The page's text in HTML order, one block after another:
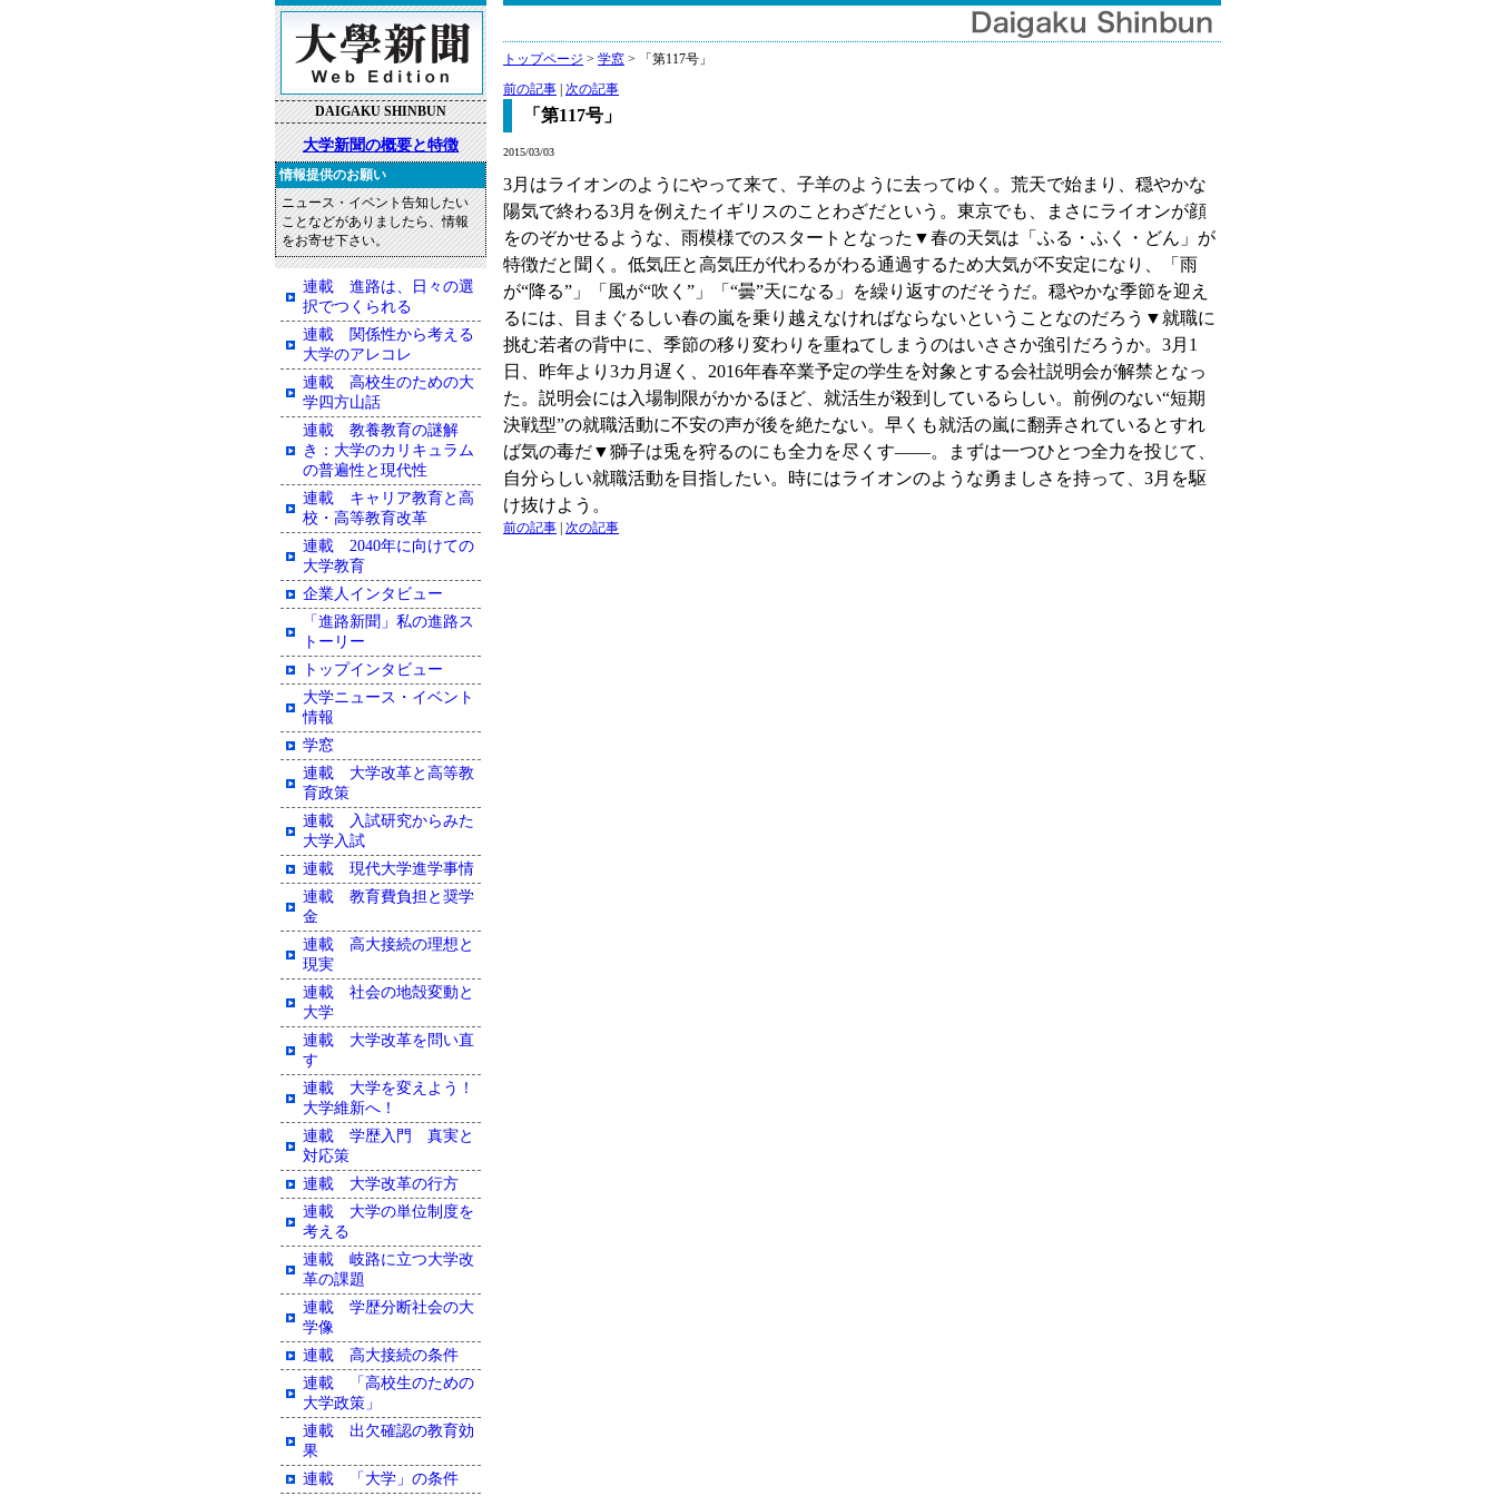
DAIGAKU SHINBUN
トップページ > 学窓 > 「第117号」
前の記事
次の記事
「第117号」
2015/03/03
3月はライオンのようにやって来て、子羊のように去ってゆく。荒天で始まり、穏やかな
陽気で終わる3月を例えたイギリスのことわざだという。東京でも、まさにライオンが顔
をのぞかせるような、雨模様でのスタートとなった▼春の天気は「ふる・ふく・どん」が
特徴だと聞く。低気圧と高気圧が代わるがわる通過するため大気が不安定になり、「雨
が“降る”」「風が“吹く”」「“曇”天になる」を繰り返すのだそうだ。穏やかな季節を迎え
るには、目まぐるしい春の嵐を乗り越えなければならないということなのだろう▼就職に
挑む若者の背中に、季節の移り変わりを重ねてしまうのはいささか強引だろうか。3月1
日、昨年より3カ月遅く、2016年春卒業予定の学生を対象とする会社説明会が解禁となっ
た。説明会には入場制限がかかるほど、就活生が殺到しているらしい。前例のない“短期
決戦型”の就職活動に不安の声が後を絶たない。早くも就活の嵐に翻弄されているとすれ
ば気の毒だ▼獅子は兎を狩るのにも全力を尽くす――。まずは一つひとつ全力を投じて、
自分らしい就職活動を目指したい。時にはライオンのような勇ましさを持って、3月を駆
け抜けよう。
前の記事 次の記事
大学新聞の概要と特徴
情報提供のお願い
ニュース・イベント告知したい
ことなどがありましたら、情報
をお寄せ下さい。
連載 進路は、日々の選
択でつくられる
連載 関係性から考える
大学のアレコレ
連載 高校生のための大
学四方山話
連載 教養教育の謎解
き：大学のカリキュラム
の普遍性と現代性
連載 キャリア教育と高
校・高等教育改革
連載 2040年に向けての
大学教育
企業人インタビュー
「進路新聞」私の進路ス
トーリー
トップインタビュー
大学ニュース・イベント
情報
学窓
連載 大学改革と高等教
育政策
連載 入試研究からみた
大学入試
連載 現代大学進学事情
連載 教育費負担と奨学
金
連載 高大接続の理想と
現実
連載 社会の地殻変動と
大学
連載 大学改革を問い直
す
連載 大学を変えよう！
大学維新へ！
連載 学歴入門 真実と
対応策
連載 大学改革の行方
連載 大学の単位制度を
考える
連載 岐路に立つ大学改
革の課題
連載 学歴分断社会の大
学像
連載 高大接続の条件
連載 「高校生のための
大学政策」
連載 出欠確認の教育効
果
連載 「大学」の条件